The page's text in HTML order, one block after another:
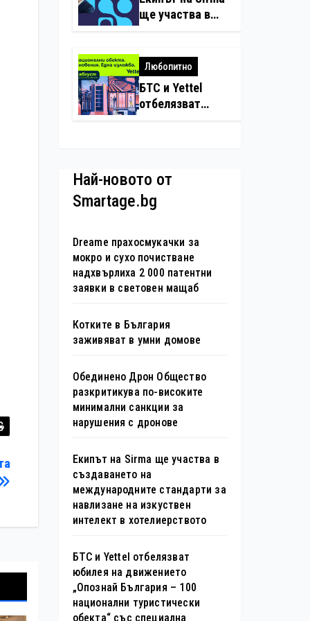
нарушения с
дронове
ще участва в
създаването на
стандарти за
навлизане на
изкуствен
интелект в
Любопитно
БТС и Yettel
отбелязват
национални
туристически
изложба в София
Най-новото от
Smartage.bg
Dreame прахосмукачки за
мокро и сухо почистване
надхвърлиха 2 000 патентни
заявки в световен мащаб
Котките в България
заживяват в умни домове
Обединено Дрон Общество
разкритикува по-високите
минимални санкции за
нарушения с дронове
Екипът на Sirma ще участва в
създаването на
международните стандарти за
навлизане на изкуствен
интелект в хотелиерството
БТС и Yettel отбелязват
юбилея на движението
„Опознай България – 100
национални туристически
обекта“ със специална